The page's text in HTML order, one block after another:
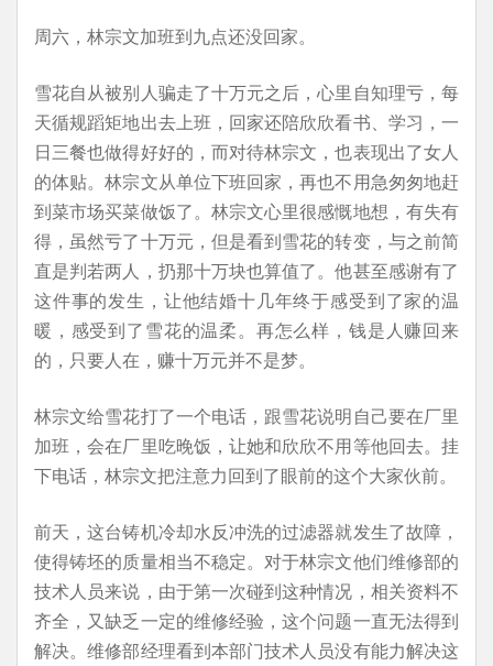
周六，林宗文加班到九点还没回家。
雪花自从被别人骗走了十万元之后，心里自知理亏，每
天循规蹈矩地出去上班，回家还陪欣欣看书、学习，一
日三餐也做得好好的，而对待林宗文，也表现出了女人
的体贴。林宗文从单位下班回家，再也不用急匆匆地赶
到菜市场买菜做饭了。林宗文心里很感慨地想，有失有
得，虽然亏了十万元，但是看到雪花的转变，与之前简
直是判若两人，扔那十万块也算值了。他甚至感谢有了
这件事的发生，让他结婚十几年终于感受到了家的温
暖，感受到了雪花的温柔。再怎么样，钱是人赚回来
的，只要人在，赚十万元并不是梦。
林宗文给雪花打了一个电话，跟雪花说明自己要在厂里
加班，会在厂里吃晚饭，让她和欣欣不用等他回去。挂
下电话，林宗文把注意力回到了眼前的这个大家伙前。
前天，这台铸机冷却水反冲洗的过滤器就发生了故障，
使得铸坯的质量相当不稳定。对于林宗文他们维修部的
技术人员来说，由于第一次碰到这种情况，相关资料不
齐全，又缺乏一定的维修经验，这个问题一直无法得到
解决。维修部经理看到本部门技术人员没有能力解决这